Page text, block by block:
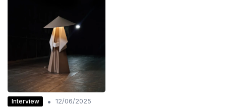
Interview • 12/06/2025